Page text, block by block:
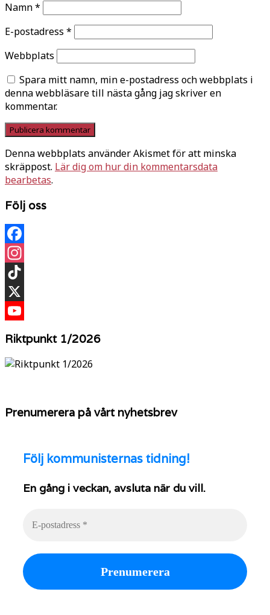
Namn*
E-postadress *
Webbplats
Spara mitt namn, min e-postadress och webbplats i
denna webbläsare till nästa gång jag skriver en
kommentar.
Denna webbplats använder Akismet för att minska
skräppost. Lär dig om hur din kommentarsdata
bearbetas.
Följ oss
Facebook
Instagram
TikTok
X
Riktpunkt 1/2026
Prenumerera på vårt nyhetsbrev
Följ kommunisternas tidning!
En gång i veckan, avsluta när du vill.